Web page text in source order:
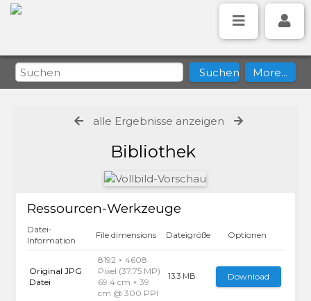
alle Ergebnisse anzeigen
Bibliothek
Ressourcen-Werkzeuge
Datei-
Information
File dimensions Dateigröße Optionen
Original JPG
Datei
8192 × 4608
Pixel (37.75 MP)
69.4 cm × 39
cm @ 300 PPI
13.3 MB Download